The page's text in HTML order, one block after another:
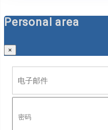
Personal area
×